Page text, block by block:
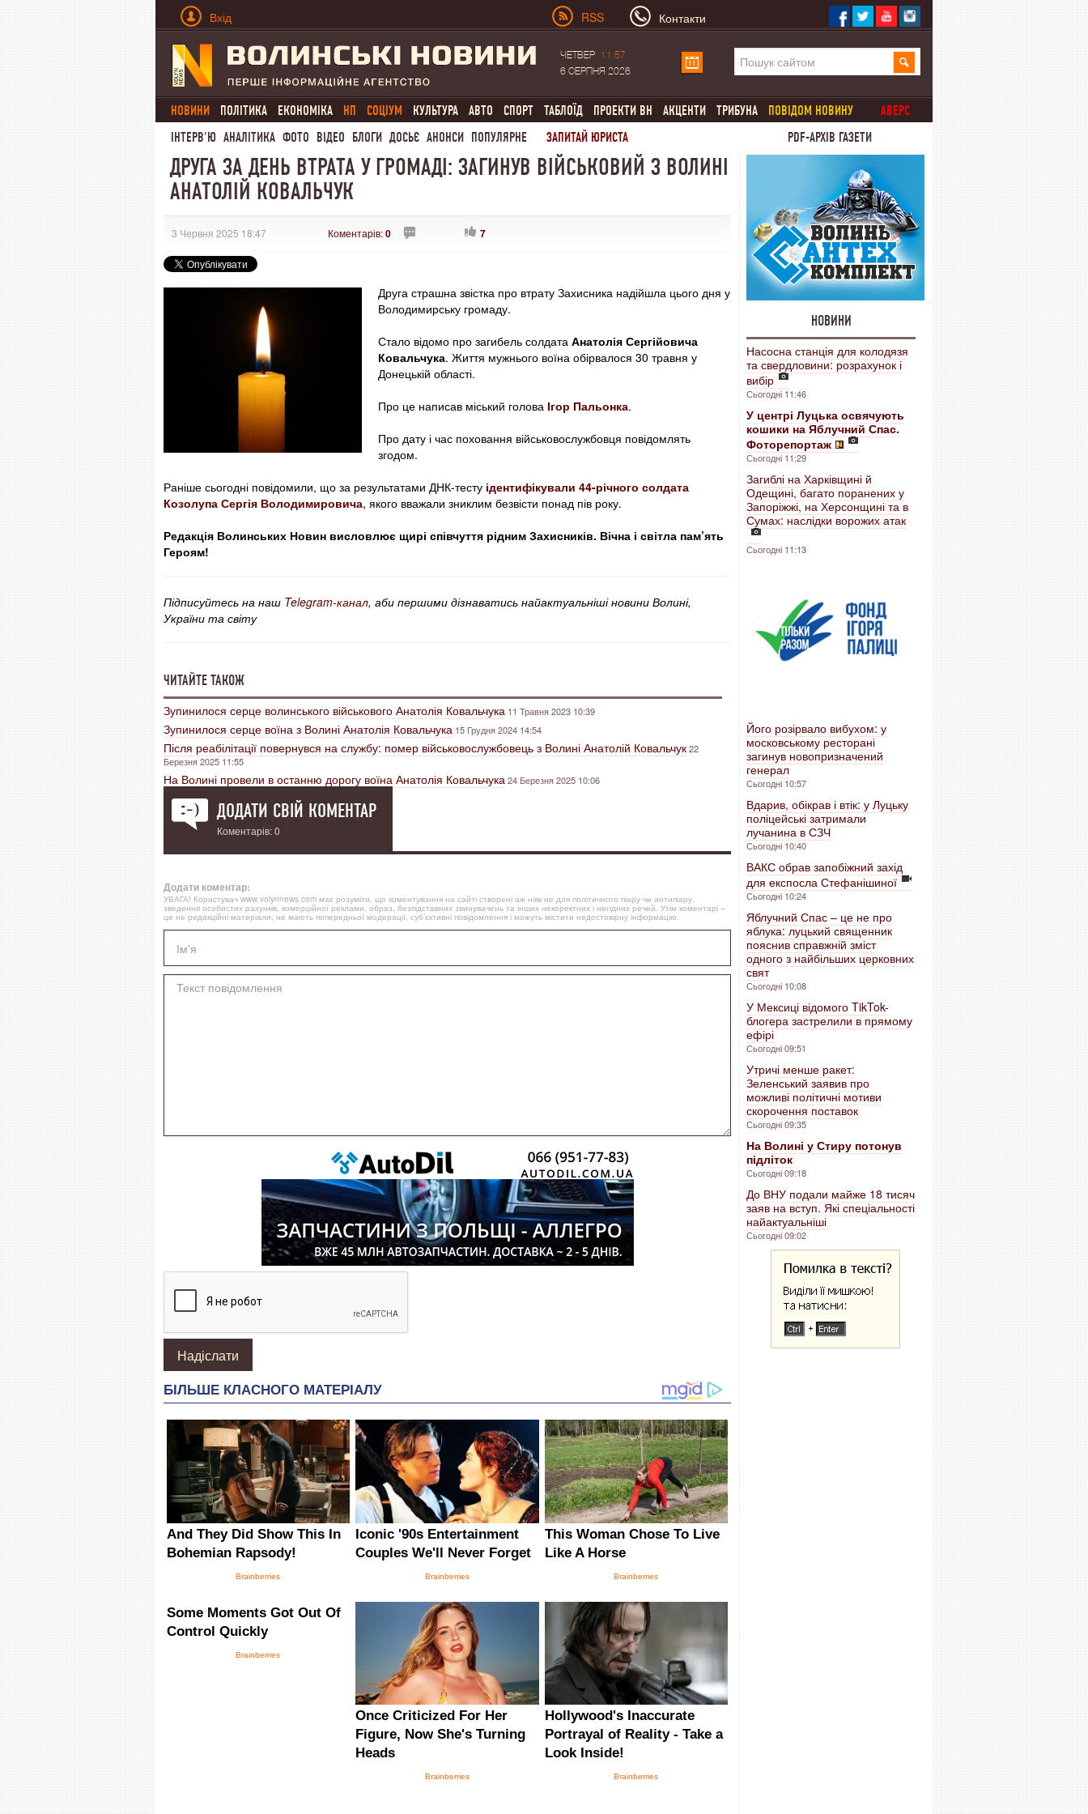
Вхід RSS Контакти
ЧЕТВЕР
11:57
6 СЕРПНЯ 2026
НОВИНИ ПОЛІТИКА ЕКОНОМІКА НП СОЦІУМ КУЛЬТУРА АВТО СПОРТ ТАБЛОЇД ПРОЕКТИ ВН АКЦЕНТИ ТРИБУНА ПОВІДОМ НОВИНУ
АВЕРС
ІНТЕРВ'Ю АНАЛІТИКА ФОТО ВІДЕО БЛОГИ ДОСЬЄ АНОНСИ ПОПУЛЯРНЕ ЗАПИТАЙ ЮРИСТА PDF-АРХІВ ГАЗЕТИ
ДРУГА ЗА ДЕНЬ ВТРАТА У ГРОМАДІ: ЗАГИНУВ ВІЙСЬКОВИЙ З ВОЛИНІ
АНАТОЛІЙ КОВАЛЬЧУК
3 Червня 2025 18:47 Коментарів:0 7
Друга страшна звістка про втрату Захисника надійшла цього дня у
Володимирську громаду.
Стало відомо про загибель солдата Анатолія Сергійовича
Ковальчука. Життя мужнього воїна обірвалося 30 травня у
Донецькій області.
Про це написав міський голова Ігор Пальонка.
Про дату і час поховання військовослужбовця повідомлять
згодом.
Раніше сьогодні повідомили, що за результатами ДНК-тесту ідентифікували 44-річного солдата
Козолупа Сергія Володимировича, якого вважали зниклим безвісти понад пів року.
Редакція Волинських Новин висловлює щирі співчуття рідним Захисників. Вічна і світла пам’ять
Героям!
Підписуйтесь на наш Telegram-канал, аби першими дізнаватись найактуальніші новини Волині,
України та світу
ЧИТАЙТЕ ТАКОЖ
Зупинилося серце волинського військового Анатолія Ковальчука 11 Травня 2023 10:39
Зупинилося серце воїна з Волині Анатолія Ковальчука 15 Грудня 2024 14:54
Після реабілітації повернувся на службу: помер військовослужбовець з Волині Анатолій Ковальчук22
Березня 2025 11:55
На Волині провели в останню дорогу воїна Анатолія Ковальчука24 Березня 2025 10:06
ДОДАТИ СВІЙ КОМЕНТАР
Коментарів: 0
Додати коментар:
УВАГА! Користувач www.volynnews.com має розуміти, що коментування на сайті створені аж ніяк не для політичного піару чи антипіару,
зведення особистих рахунків, комерційної реклами, образ, безпідставних звинувачень та інших некоректних і негідних речей. Утім коментарі –
це не редакційні матеріали, не мають попередньої модерації, суб’єктивні повідомлення і можуть містити недостовірну інформацію.
НОВИНИ
Насосна станція для колодязя
та свердловини: розрахунок і
вибір
Сьогодні 11:46
У центрі Луцька освячують
кошики на Яблучний Спас.
Фоторепортаж
Сьогодні 11:29
Загиблі на Харківщині й
Одещині, багато поранених у
Запоріжжі, на Херсонщині та в
Сумах: наслідки ворожих атак
Сьогодні 11:13
Його розірвало вибухом: у
московському ресторані
загинув новопризначений
генерал
Сьогодні 10:57
Вдарив, обікрав і втік: у Луцьку
поліцейські затримали
лучанина в СЗЧ
Сьогодні 10:40
ВАКС обрав запобіжний захід
для експосла Стефанішиної
Сьогодні 10:24
Яблучний Спас – це не про
яблука: луцький священник
пояснив справжній зміст
одного з найбільших церковних
свят
Сьогодні 10:08
У Мексиці відомого TikTok-
блогера застрелили в прямому
ефірі
Сьогодні 09:51
Утричі менше ракет:
Зеленський заявив про
можливі політичні мотиви
скорочення поставок
Сьогодні 09:35
На Волині у Стиру потонув
підліток
Сьогодні 09:18
До ВНУ подали майже 18 тисяч
заяв на вступ. Які спеціальності
найактуальніші
Сьогодні 09:02